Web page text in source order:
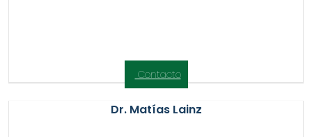
Contacto
Dr. Matías Lainz